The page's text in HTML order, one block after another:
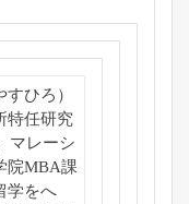
ひろ）
特任研究
マレーシ
院MBA課
学をへ